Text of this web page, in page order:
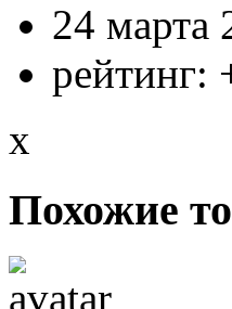
24 марта
рейтинг:
x
Похожие